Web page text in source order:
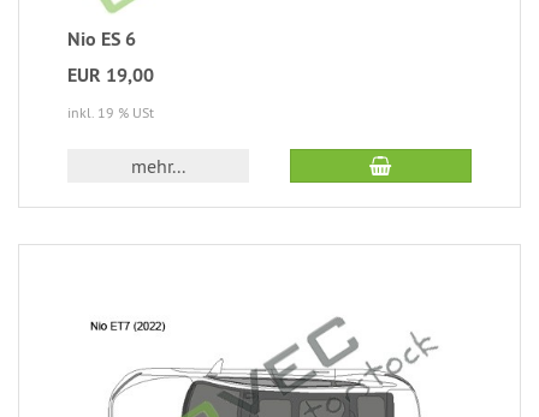
Nio ES 6
EUR 19,00
inkl. 19 % USt
mehr...